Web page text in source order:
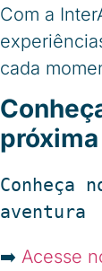
Com a
cada
Conheça
aventura
➡️ Acesse